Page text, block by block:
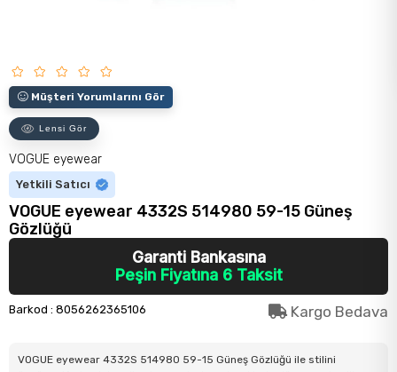
Müşteri Yorumlarını Gör
Lensi Gör
VOGUE eyewear
Yetkili Satıcı
VOGUE eyewear 4332S 514980 59-15 Güneş
Gözlüğü
Garanti Bankasına
Peşin Fiyatına 6 Taksit
Barkod : 8056262365106 Kargo Bedava
VOGUE eyewear 4332S 514980 59-15 Güneş Gözlüğü ile stilini